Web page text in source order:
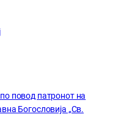
повод патронот на
Богословија „Св.